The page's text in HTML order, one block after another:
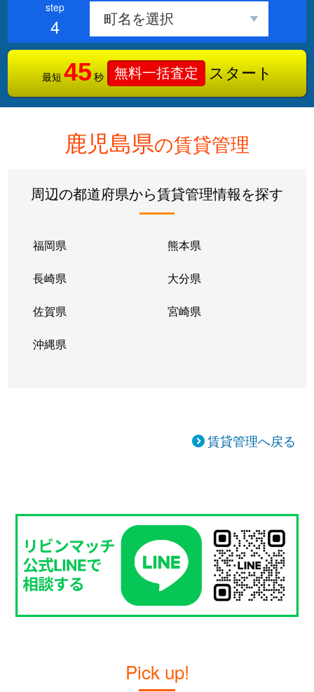
4
最短 45 秒 無料一括査定 スタート
鹿児島県の賃貸管理
周辺の都道府県から賃貸管理情報を探す
福岡県 熊本県
長崎県 大分県
佐賀県 宮崎県
沖縄県
賃貸管理へ戻る
Pick up!